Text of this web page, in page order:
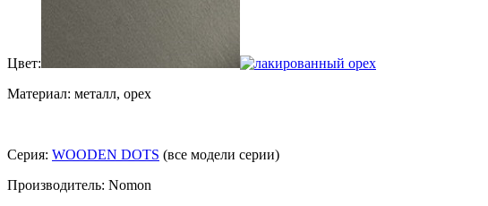
Цвет:
Материал: металл, орех
Серия: WOODEN DOTS (все модели серии)
Производитель: Nomon